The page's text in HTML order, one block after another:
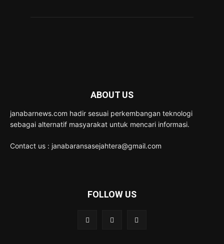
ABOUT US
janabarnews.com hadir sesuai perkembangan teknologi
sebagai alternatif masyarakat untuk mencari informasi.
Contact us : janabaransasejahtera@gmail.com
FOLLOW US